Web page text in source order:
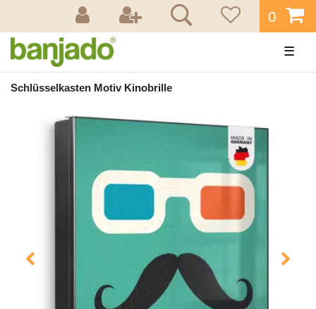
0
☰
Schlüsselkasten Motiv Kinobrille